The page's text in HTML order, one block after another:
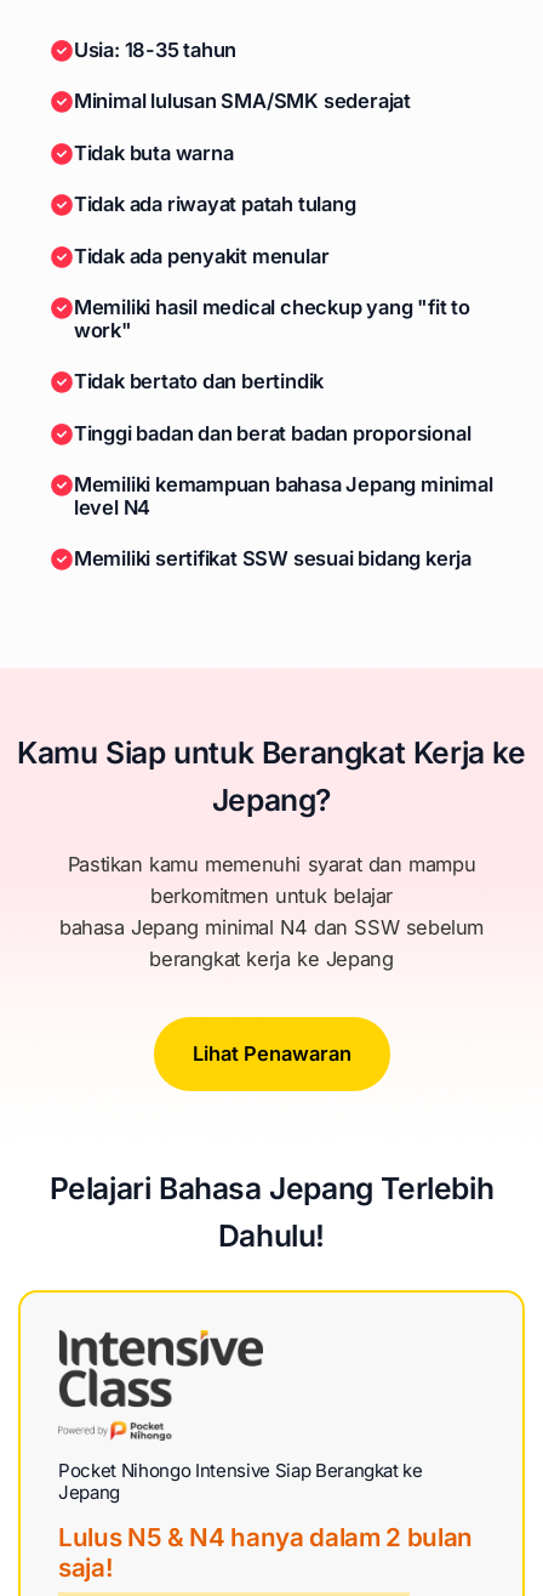
Usia: 18-35 tahun
Minimal lulusan SMA/SMK sederajat
Tidak buta warna
Tidak ada riwayat patah tulang
Tidak ada penyakit menular
Memiliki hasil medical checkup yang "fit to
work"
Tidak bertato dan bertindik
Tinggi badan dan berat badan proporsional
Memiliki kemampuan bahasa Jepang minimal
level N4
Memiliki sertifikat SSW sesuai bidang kerja
Kamu Siap untuk Berangkat Kerja ke
Jepang?
Pastikan kamu memenuhi syarat dan mampu
berkomitmen untuk belajar
bahasa Jepang minimal N4 dan SSW sebelum
berangkat kerja ke Jepang
Lihat Penawaran
Pelajari Bahasa Jepang Terlebih
Dahulu!
Pocket Nihongo Intensive Siap Berangkat ke
Jepang
Lulus N5 & N4 hanya dalam 2 bulan
saja!